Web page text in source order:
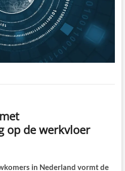
op de werkvloer
in Nederland vormt de